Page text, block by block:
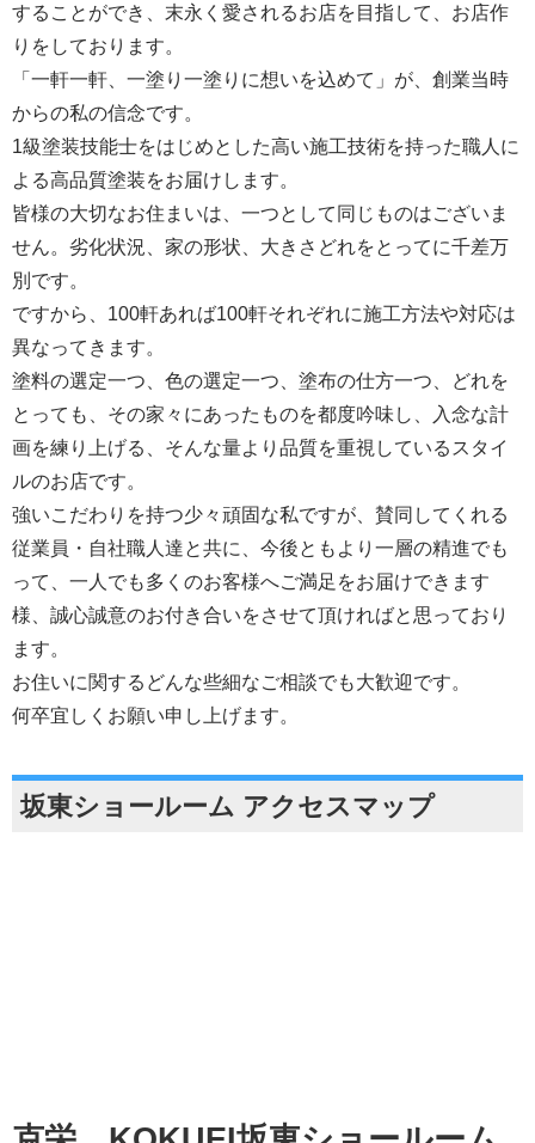
することができ、末永く愛されるお店を目指して、お店作
りをしております。
「一軒一軒、一塗り一塗りに想いを込めて」が、創業当時
からの私の信念です。
1級塗装技能士をはじめとした高い施工技術を持った職人に
よる高品質塗装をお届けします。
皆様の大切なお住まいは、一つとして同じものはございま
せん。劣化状況、家の形状、大きさどれをとってに千差万
別です。
ですから、100軒あれば100軒それぞれに施工方法や対応は
異なってきます。
塗料の選定一つ、色の選定一つ、塗布の仕方一つ、どれを
とっても、その家々にあったものを都度吟味し、入念な計
画を練り上げる、そんな量より品質を重視しているスタイ
ルのお店です。
強いこだわりを持つ少々頑固な私ですが、賛同してくれる
従業員・自社職人達と共に、今後ともより一層の精進でも
って、一人でも多くのお客様へご満足をお届けできます
様、誠心誠意のお付き合いをさせて頂ければと思っており
ます。
お住いに関するどんな些細なご相談でも大歓迎です。
何卒宜しくお願い申し上げます。
坂東ショールーム アクセスマップ